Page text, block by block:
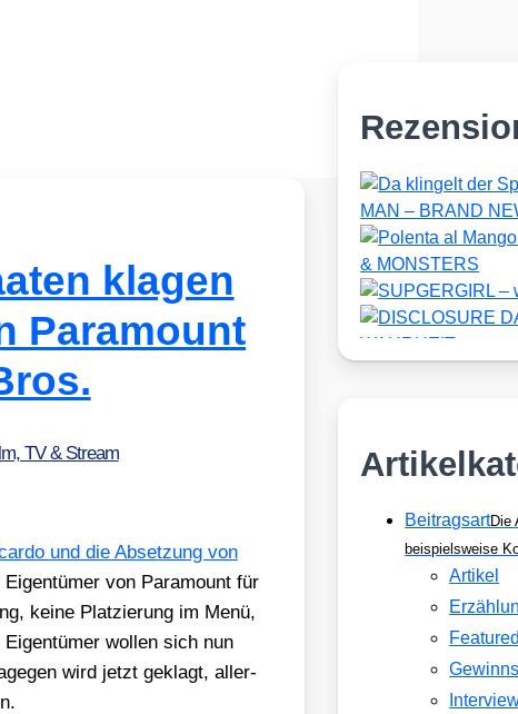
klagen
Paramount
TV & Stream
und die Abset­zung von
von Para­mount für
kei­ne Plat­zie­rung im Menü,
wol­len sich nun
wird jetzt geklagt, aller­
BeitragsartDie
beispielsweise
Artikel